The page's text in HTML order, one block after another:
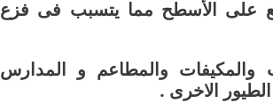
على الأسطح مما يتسبب فى فزع
والمكيفات والمطاعم و المدارس
الاخرى .